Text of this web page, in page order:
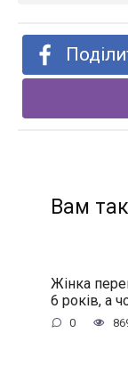
Вам
Жінка
6 років, а
0